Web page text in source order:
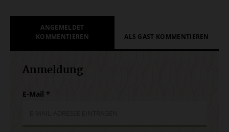
ANGEMELDET
KOMMENTIEREN
ALS GAST KOMMENTIEREN
Anmeldung
E-Mail *